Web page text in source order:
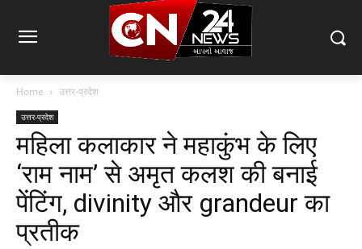
Home उत्तर-प्रदेश
उत्तर-प्रदेश
महिला कलाकार ने महाकुंभ के लिए
‘राम नाम’ से अमृत कलश की बनाई
पेंटिंग, divinity और grandeur का
प्रतीक